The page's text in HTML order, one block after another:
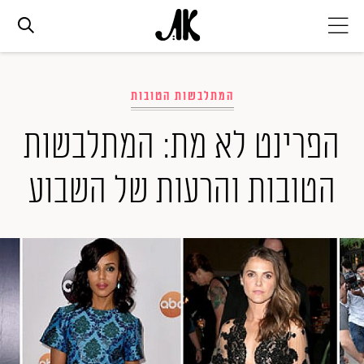
אופנה
ביוטי
סלבס
ערוצים נוספים
המגזין
המתלבשות הטובות
הפרינט לא מת: המתלבשות
הטובות והרעות של השבוע